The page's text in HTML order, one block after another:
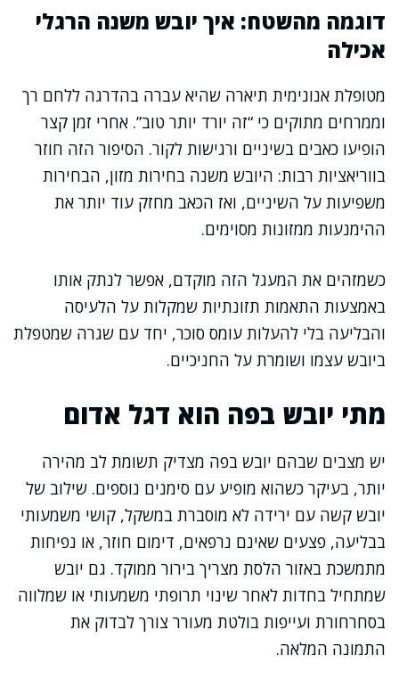
דוגמה מהשטח: איך יובש משנה הרגלי
אכילה
מטופלת אנונימית תיארה שהיא עברה בהדרגה ללחם רך
וממרחים מתוקים כי “זה יורד יותר טוב”. אחרי זמן קצר
הופיעו כאבים בשיניים ורגישות לקור. הסיפור הזה חוזר
בווריאציות רבות: היובש משנה בחירות מזון, הבחירות
משפיעות על השיניים, ואז הכאב מחזק עוד יותר את
ההימנעות ממזונות מסוימים.
כשמזהים את המעגל הזה מוקדם, אפשר לנתק אותו
באמצעות התאמות תזונתיות שמקלות על הלעיסה
והבליעה בלי להעלות עומס סוכר, יחד עם שגרה שמטפלת
ביובש עצמו ושומרת על החניכיים.
מתי יובש בפה הוא דגל אדום
יש מצבים שבהם יובש בפה מצדיק תשומת לב מהירה
יותר, בעיקר כשהוא מופיע עם סימנים נוספים. שילוב של
יובש קשה עם ירידה לא מוסברת במשקל, קושי משמעותי
בבליעה, פצעים שאינם נרפאים, דימום חוזר, או נפיחות
מתמשכת באזור הלסת מצריך בירור ממוקד. גם יובש
שמתחיל בחדות לאחר שינוי תרופתי משמעותי או שמלווה
בסחרחורת ועייפות בולטת מעורר צורך לבדוק את
התמונה המלאה.